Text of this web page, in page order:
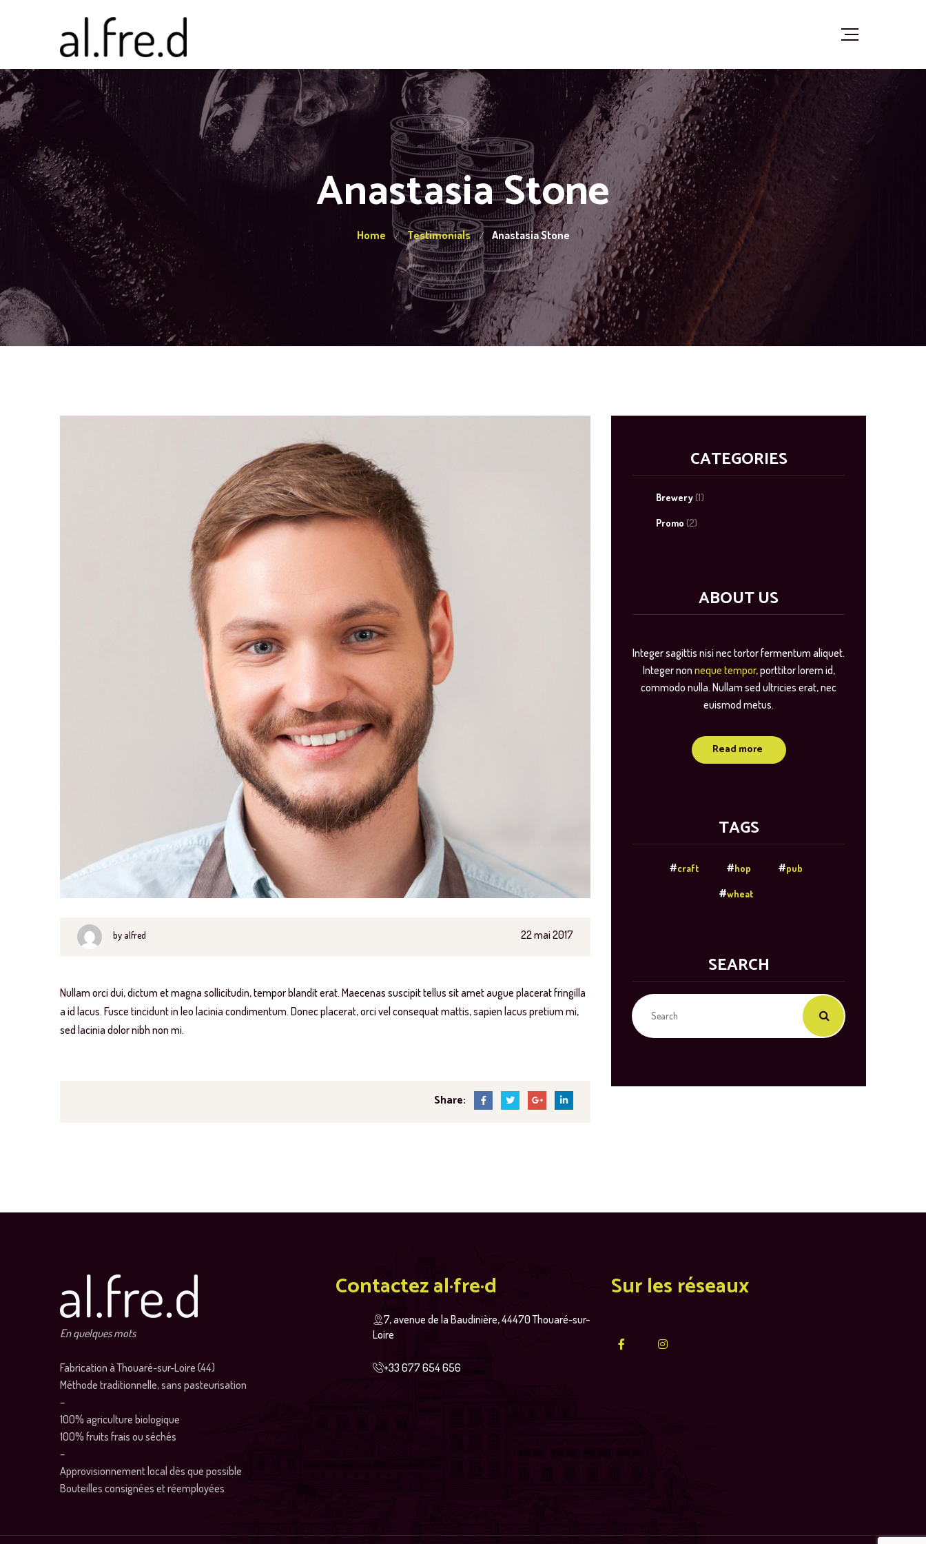
Anastasia Stone
Home Testimonials Anastasia Stone
byalfred 22 mai 2017
Nullam orci dui, dictum et magna sollicitudin, tempor blandit erat. Maecenas suscipit tellus sit amet augue placerat fringilla
a id lacus. Fusce tincidunt in leo lacinia condimentum. Donec placerat, orci vel consequat mattis, sapien lacus pretium mi,
sed lacinia dolor nibh non mi.
Share:
CATEGORIES
Brewery (1)
Promo (2)
ABOUT US
Integer sagittis nisi nec tortor fermentum aliquet.
Integer non neque tempor, porttitor lorem id,
commodo nulla. Nullam sed ultricies erat, nec
euismod metus.
Read more
TAGS
craft hop pub
wheat
SEARCH
En quelques mots
Fabrication à Thouaré-sur-Loire (44)
Méthode traditionnelle, sans pasteurisation
–
100% agriculture biologique
100% fruits frais ou séchés
–
Approvisionnement local dès que possible
Bouteilles consignées et réemployées
Contactez al·fre·d
7, avenue de la Baudinière, 44470 Thouaré-sur-
Loire
+33 677 654 656
Sur les réseaux